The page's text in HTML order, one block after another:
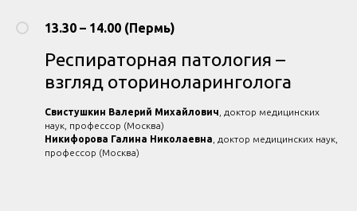
13.30 – 14.00 (Пермь)
Респираторная патология –
взгляд оториноларинголога
Свистушкин Валерий Михайлович , доктор медицинских
наук, профессор (Москва)
Никифорова Галина Николаевна , доктор медицинских наук,
профессор (Москва)